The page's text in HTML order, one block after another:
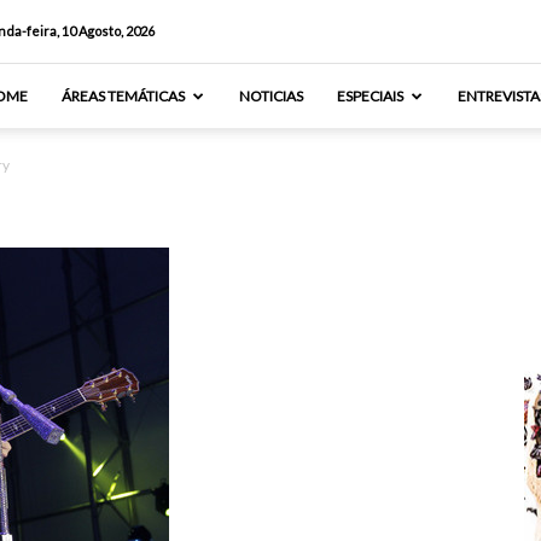
feira, 10 Agosto, 2026
ÁREAS TEMÁTICAS NOTICIAS ESPECIAIS